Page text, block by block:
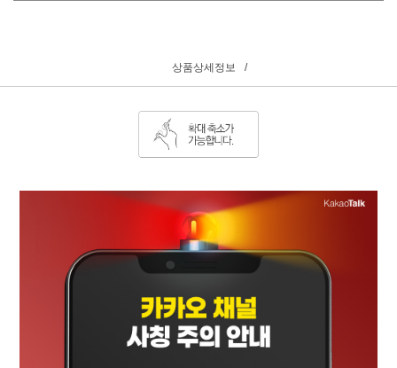
상품상세정보